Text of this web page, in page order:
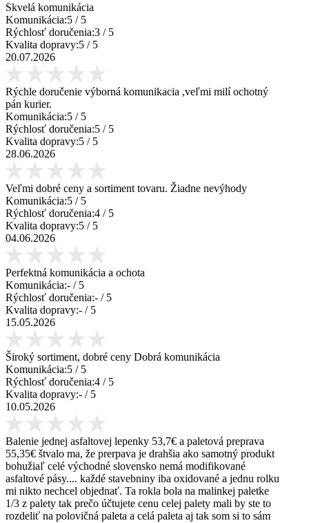
Skvelá komunikácia
Komunikácia:5 / 5
Rýchlosť doručenia:3 / 5
Kvalita dopravy:5 / 5
20.07.2026
Rýchle doručenie výborná komunikacia ,veľmi milí ochotný
pán kurier.
Komunikácia:5 / 5
Rýchlosť doručenia:5 / 5
Kvalita dopravy:5 / 5
28.06.2026
Veľmi dobré ceny a sortiment tovaru. Žiadne nevýhody
Komunikácia:5 / 5
Rýchlosť doručenia:4 / 5
Kvalita dopravy:5 / 5
04.06.2026
Perfektná komunikácia a ochota
Komunikácia:- / 5
Rýchlosť doručenia:- / 5
Kvalita dopravy:- / 5
15.05.2026
Široký sortiment, dobré ceny Dobrá komunikácia
Komunikácia:5 / 5
Rýchlosť doručenia:4 / 5
Kvalita dopravy:- / 5
10.05.2026
Balenie jednej asfaltovej lepenky 53,7€ a paletová preprava
55,35€ štvalo ma, že prerpava je drahšia ako samotný produkt
bohužiaľ celé východné slovensko nemá modifikované
asfaltové pásy.... každé stavebniny iba oxidované a jednu rolku
mi nikto nechcel objednať. Ta rokla bola na malinkej paletke
1/3 z palety tak prečo účtujete cenu celej palety mali by ste to
rozdeliť na polovičná paleta a celá paleta aj tak som si to sám